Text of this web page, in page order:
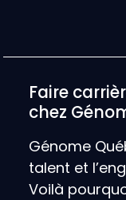
Faire
chez
Génome
talent et
Voilà